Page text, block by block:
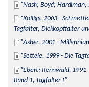
Nash; Boyd; Hardiman,
Kolligs, 2003 -
Tagfalter, Dickkopffalter
Asher, 2001 -
Settele, 1999 - Die
Ebert; Rennwald, 1991
Band 1, Tagfalter I